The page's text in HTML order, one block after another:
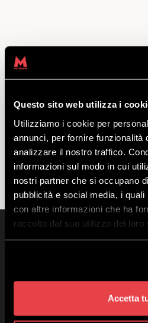
Questo sito web utilizza i
Utilizziamo i cookie per
annunci, per fornire funzionalità
analizzare il nostro traffico.
informazioni sul modo in cui
nostri partner che si occupano
pubblicità e social media, i
con altre informazioni che ha
raccolto dal suo utilizzo dei loro
Accetta
Kategorie
Brak kategorii
Mottolino S.p.A.